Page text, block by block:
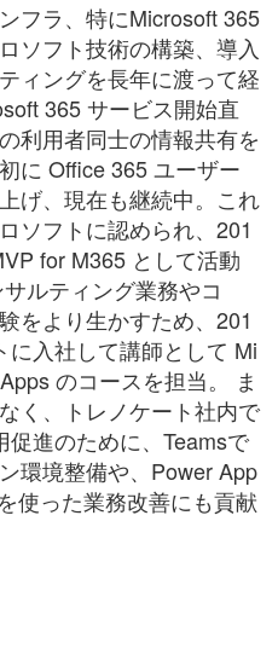
フラ、特にMicrosoft 365
ソフト技術の構築、導入
ィングを長年に渡って経
365 サービス開始直
利用者同士の情報共有を
に Office 365 ユーザー
げ、現在も継続中。これ
ソフトに認められ、201
for M365 として活動
ルティング業務やコ
をより生かすため、201
に入社して講師として Mi
のコースを担当。 ま
く、トレノケート社内で
進のために、Teamsで
環境整備や、Power App
使った業務改善にも貢献